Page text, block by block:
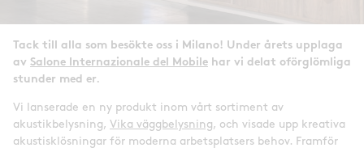
Tack till alla som besökte oss i Milano! Under årets upplaga
av Salone Internazionale del Mobile har vi delat oförglömliga
stunder med er.
Vi lanserade en ny produkt inom vårt sortiment av
akustikbelysning, Vika väggbelysning, och visade upp kreativa
akustisklösningar för moderna arbetsplatsers behov. Framför